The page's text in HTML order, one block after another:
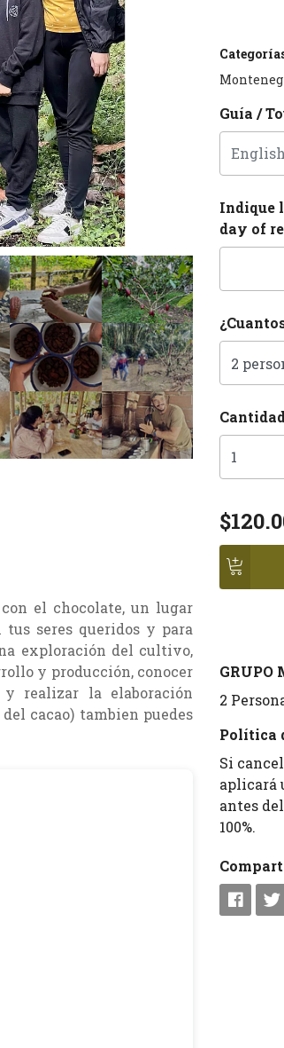
el chocolate, un lugar
seres queridos y para
exploración del cultivo,
y producción, conocer
y realizar la elaboración
cacao) tambien puedes
Guía /
Indique
day of
GRUPO
2
Política
Si
aplicará
antes
100%.